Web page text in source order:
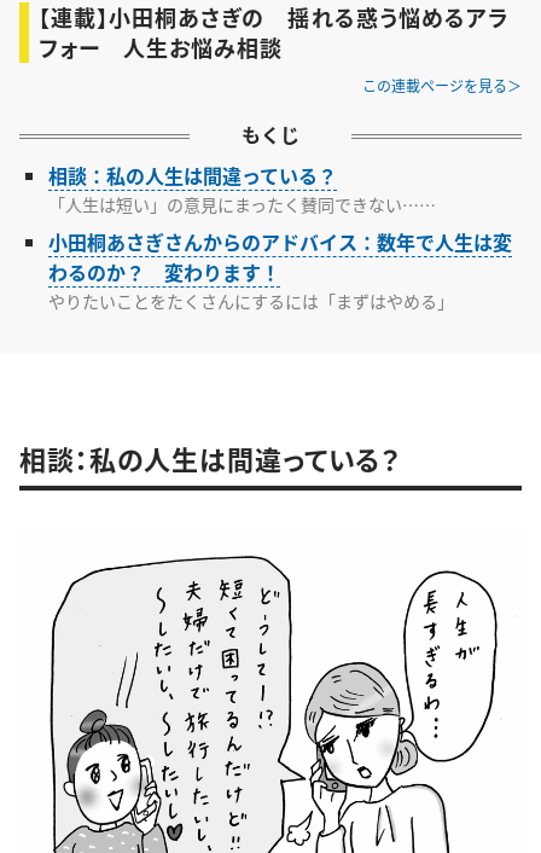
【連載】小田桐あさぎの 揺れる惑う悩めるアラ
フォー 人生お悩み相談
この連載ページを見る
もくじ
相談：私の人生は間違っている？
「人生は短い」の意見にまったく賛同できない……
小田桐あさぎさんからのアドバイス：数年で人生は変
わるのか？ 変わります！
やりたいことをたくさんにするには「まずはやめる」
相談：私の人生は間違っている？